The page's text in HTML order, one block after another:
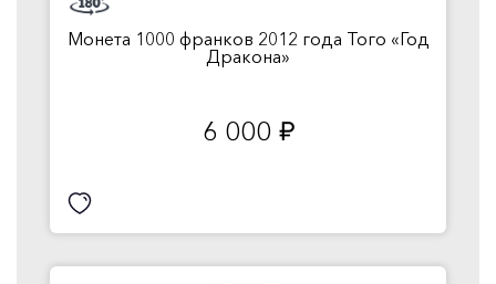
Монета 1000 франков 2012 года Того «Год
Дракона»
6 000 руб.